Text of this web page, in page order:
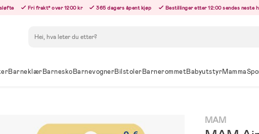
Fri frakt* over 1200 kr 365 dagers åpent kjøp Bestillinger etter 12:00 sendes neste
BarneklærBarneskoBarnevognerBilstolerBarnerommetBabyutstyrMamma
MAM